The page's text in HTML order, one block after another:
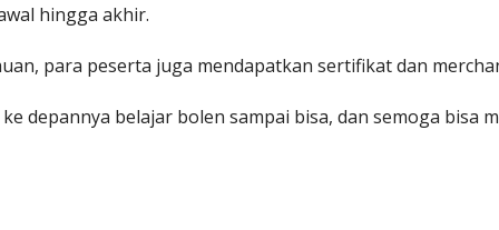
hingga akhir.
para peserta juga mendapatkan sertifikat dan
depannya belajar bolen sampai bisa, dan semoga bisa